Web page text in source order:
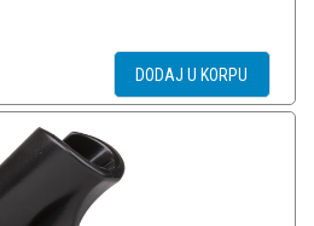
DODAJ U KORPU